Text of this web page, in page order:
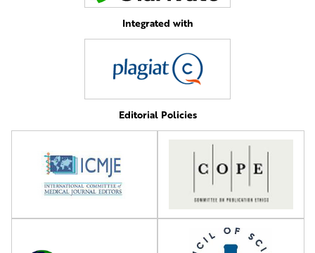
Integrated with
Editorial Policies